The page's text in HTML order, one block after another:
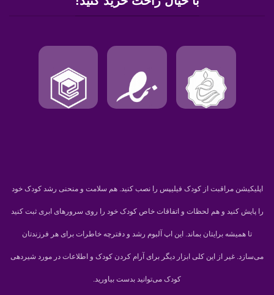
اپلیکیشن مراقبت از کودک فیلیپس را نصب کنید. هم سلامت و منحنی رشد کودک خود
را پایش کنید و هم لحظات و اتفاقات خاص کودک خود را روی سرورهای ابری ثبت کنید
تا همیشه برایتان بماند. این اپ آلبوم رشد و دفترچه خاطرات برای هر فرزندتان
می‌سازد. غیر از این کلی ابزار دیگر برای آرام کردن کودک و اطلاعات در مورد شیردهی
کودک می‌توانید بدست بیاورید.